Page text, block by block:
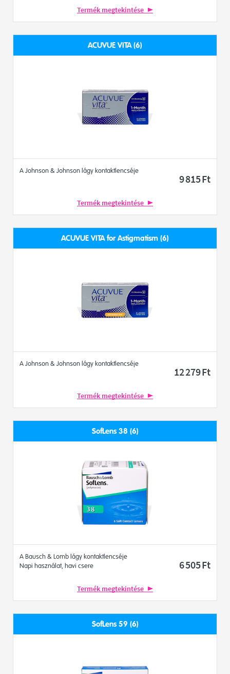
Termék megtekintése
ACUVUE VITA (6)
A Johnson & Johnson lágy kontaktlencséje
9 815Ft
Termék megtekintése
ACUVUE VITA for Astigmatism (6)
A Johnson & Johnson lágy kontaktlencséje
12 279Ft
Termék megtekintése
SofLens 38 (6)
A Bausch & Lomb lágy kontaktlencséje
Napi használat, havi csere
6 505Ft
Termék megtekintése
SofLens 59 (6)